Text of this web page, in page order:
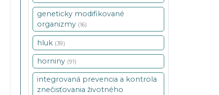
geneticky modifikované
organizmy (16)
hluk (39)
horniny (91)
integrovaná prevencia a kontrola
znečisťovania životného